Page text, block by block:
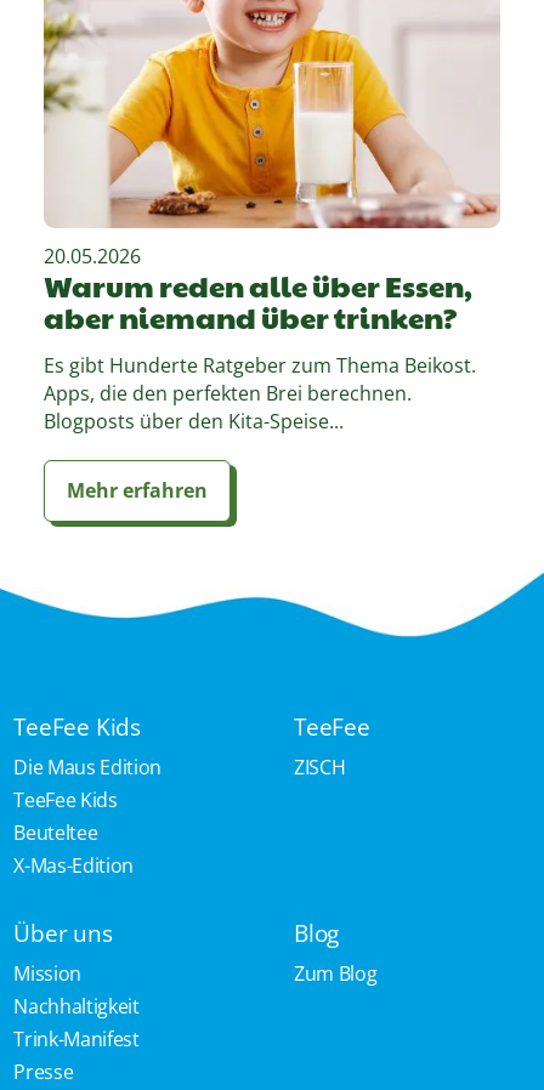
20.05.2026
Warum reden alle über Essen,
aber niemand über trinken?
Es gibt Hunderte Ratgeber zum Thema Beikost.
Apps, die den perfekten Brei berechnen.
Blogposts über den Kita-Speise...
Mehr erfahren
TeeFee Kids
Die Maus Edition
TeeFee Kids
Beuteltee
X-Mas-Edition
TeeFee
ZISCH
Über uns
Mission
Nachhaltigkeit
Trink-Manifest
Presse
Blog
Zum Blog